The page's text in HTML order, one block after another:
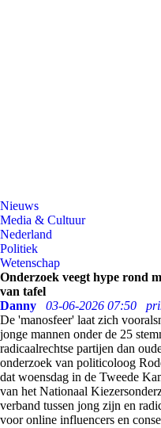
Nieuws
Media & Cultuur
Nederland
Politiek
Wetenschap
Onderzoek veegt hype rond
van tafel
Danny
03-06-2026 07:50
De 'manosfeer' laat zich
jonge mannen onder de 25
radicaalrechtse partijen dan
onderzoek van politicoloog
dat woensdag in de Tweede
van het Nationaal
verband tussen jong zijn en
voor online influencers en